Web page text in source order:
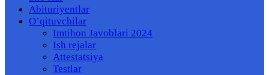
Abituriyentlar
O’qituvchilar
Imtihon Javoblari 2024
Ish rejalar
Attestatsiya
Testlar